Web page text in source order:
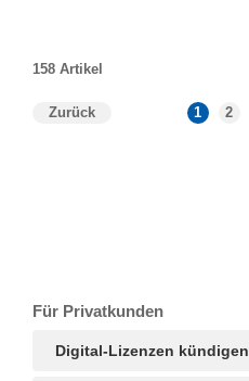
Für Privatkunden
Digital-Lizenzen kündigen
158 Artikel
Zurück 1 2